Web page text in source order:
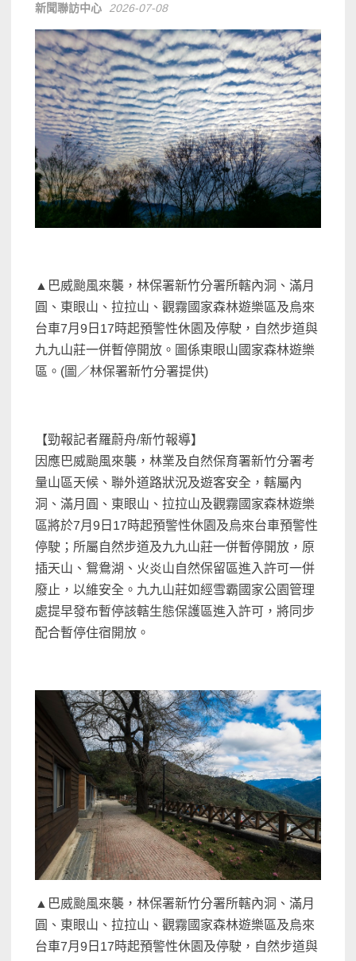
新聞聯訪中心 2026-07-08
▲巴威颱風來襲，林保署新竹分署所轄內洞、滿月
圓、東眼山、拉拉山、觀霧國家森林遊樂區及烏來
台車7月9日17時起預警性休園及停駛，自然步道與
九九山莊一併暫停開放。圖係東眼山國家森林遊樂
區。(圖／林保署新竹分署提供)
【勁報記者羅蔚舟/新竹報導】
因應巴威颱風來襲，林業及自然保育署新竹分署考
量山區天候、聯外道路狀況及遊客安全，轄屬內
洞、滿月圓、東眼山、拉拉山及觀霧國家森林遊樂
區將於7月9日17時起預警性休園及烏來台車預警性
停駛；所屬自然步道及九九山莊一併暫停開放，原
插天山、鴛鴦湖、火炎山自然保留區進入許可一併
廢止，以維安全。九九山莊如經雪霸國家公園管理
處提早發布暫停該轄生態保護區進入許可，將同步
配合暫停住宿開放。
▲巴威颱風來襲，林保署新竹分署所轄內洞、滿月
圓、東眼山、拉拉山、觀霧國家森林遊樂區及烏來
台車7月9日17時起預警性休園及停駛，自然步道與